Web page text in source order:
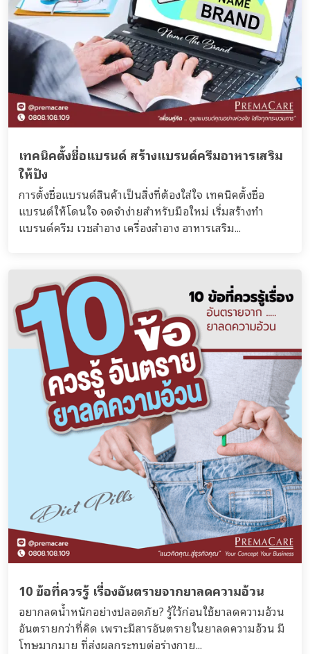
เทคนิคตั้งชื่อแบรนด์ สร้างแบรนด์ครีมอาหารเสริม
ให้ปัง
การตั้งชื่อแบรนด์สินค้าเป็นสิ่งที่ต้องใส่ใจ เทคนิคตั้งชื่อ
แบรนด์ให้โดนใจ จดจำง่ายสำหรับมือใหม่ เริ่มสร้างทำ
แบรนด์ครีม เวชสำอาง เครื่องสำอาง อาหารเสริม...
10 ข้อที่ควรรู้ เรื่องอันตรายจากยาลดความอ้วน
อยากลดน้ำหนักอย่างปลอดภัย? รู้ไว้ก่อนใช้ยาลดความอ้วน
อันตรายกว่าที่คิด เพราะมีสารอันตรายในยาลดความอ้วน มี
โทษมากมาย ที่ส่งผลกระทบต่อร่างกาย...